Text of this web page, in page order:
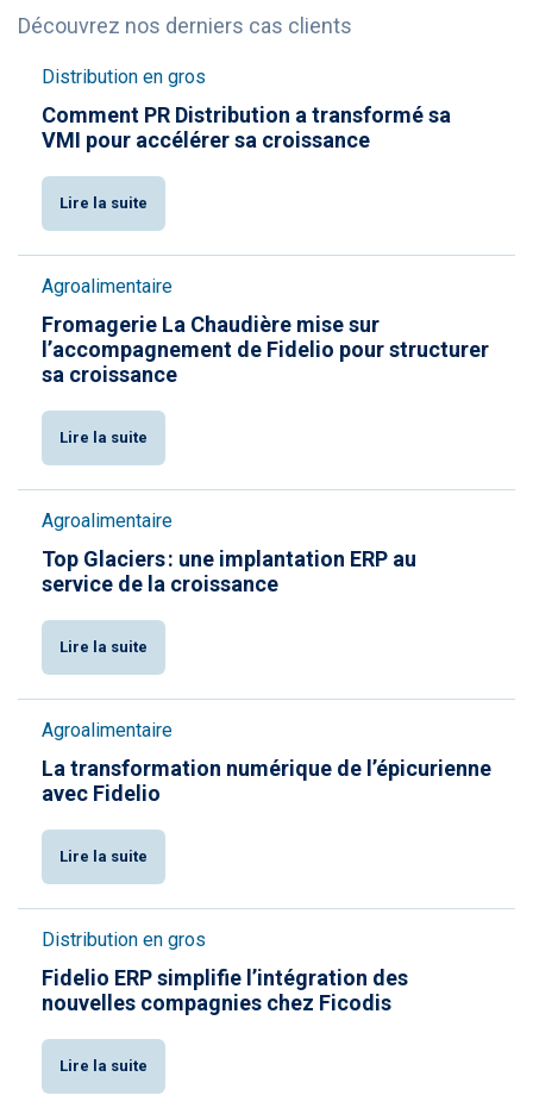
Découvrez nos derniers cas clients
Distribution en gros
Comment PR Distribution a transformé sa
VMI pour accélérer sa croissance
Lire la suite
Agroalimentaire
Fromagerie La Chaudière mise sur
l’accompagnement de Fidelio pour structurer
sa croissance
Lire la suite
Agroalimentaire
Top Glaciers : une implantation ERP au
service de la croissance
Lire la suite
Agroalimentaire
La transformation numérique de l’épicurienne
avec Fidelio
Lire la suite
Distribution en gros
Fidelio ERP simplifie l’intégration des
nouvelles compagnies chez Ficodis
Lire la suite